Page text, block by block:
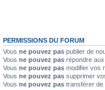
PERMISSIONS DU FORUM
Vous ne pouvez pas publier de
Vous ne pouvez pas répondre
Vous ne pouvez pas modifier vos
Vous ne pouvez pas supprimer
Vous ne pouvez pas transférer de